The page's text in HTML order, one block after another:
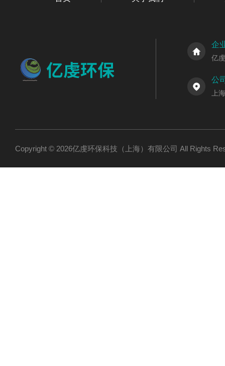
企
亿
公
上
Copyright © 2026亿虔环保科技（上海）有限公司 All Rights